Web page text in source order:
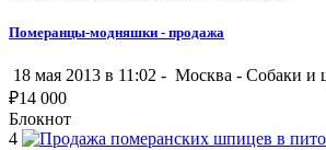
Померанцы-модняшки - продажа
18 мая 2013 в 11:02 - Москва - Собаки и
₽14 000
Блокнот
4